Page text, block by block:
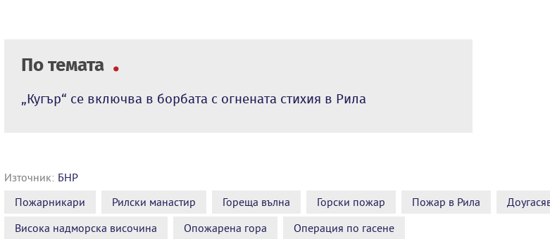
По темата
„Кугър“ се включва в борбата с огнената стихия в Рила
Източник: БНР
Пожарникари
Рилски манастир Гореща вълна Горски пожар Пожар в Рила
Висока надморска височина
Опожарена гора Операция по гасене